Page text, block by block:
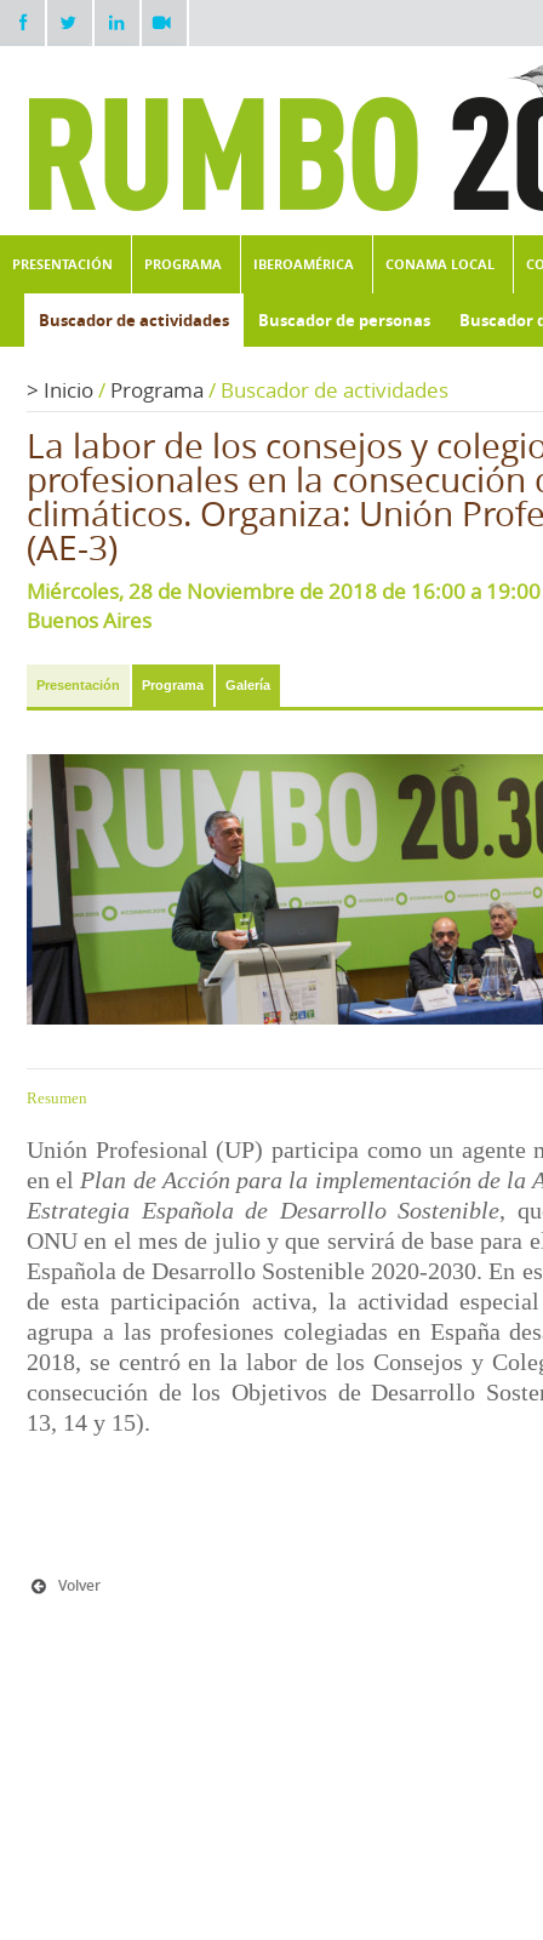
PRESENTACIÓN PROGRAMA IBEROAMÉRICA CONAMA LOCAL
Buscador de actividades Buscador de personas Buscador
> Inicio/ Programa / Buscador de actividades
La labor de los consejos y
profesionales en la consecución
climáticos. Organiza: Unión
(AE-3)
Miércoles, 28 de Noviembre de 2018 de 16:00 a 19:00
Buenos Aires
Presentación Programa Galería
Resumen
Unión Profesional (UP) participa como un agente
en el Plan de Acción para la implementación de la
Estrategia Española de Desarrollo Sostenible,
ONU en el mes de julio y que servirá de base para
Española de Desarrollo Sostenible 2020-2030. En
de esta participación activa, la actividad
agrupa a las profesiones colegiadas en España
2018, se centró en la labor de los Consejos y
consecución de los Objetivos de Desarrollo
13, 14 y 15).
Volver